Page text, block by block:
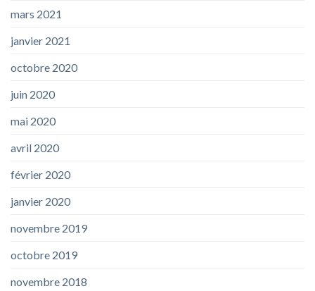
mars 2021
janvier 2021
octobre 2020
juin 2020
mai 2020
avril 2020
février 2020
janvier 2020
novembre 2019
octobre 2019
novembre 2018